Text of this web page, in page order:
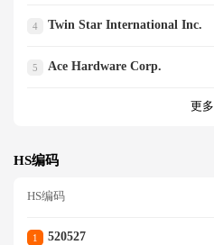
4 Twin Star International Inc.
5 Ace Hardware Corp.
更多
HS编码
HS编码
1 520527